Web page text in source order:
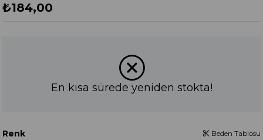
₺184,00
En kısa sürede yeniden stokta!
Renk Beden Tablosu